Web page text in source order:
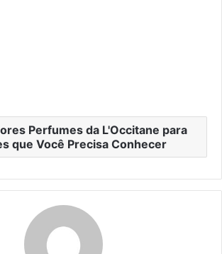
Perfumes da L'Occitane para
que Você Precisa Conhecer